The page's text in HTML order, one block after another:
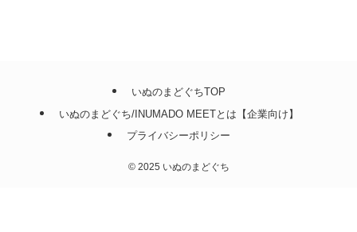
いぬのまどぐちTOP
いぬのまどぐち/INUMADO MEETとは【企業向け】
プライバシーポリシー
©2025 いぬのまどぐち